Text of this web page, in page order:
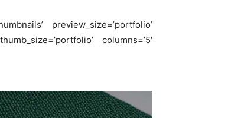
preview_size=’portfolio’
columns=’5′